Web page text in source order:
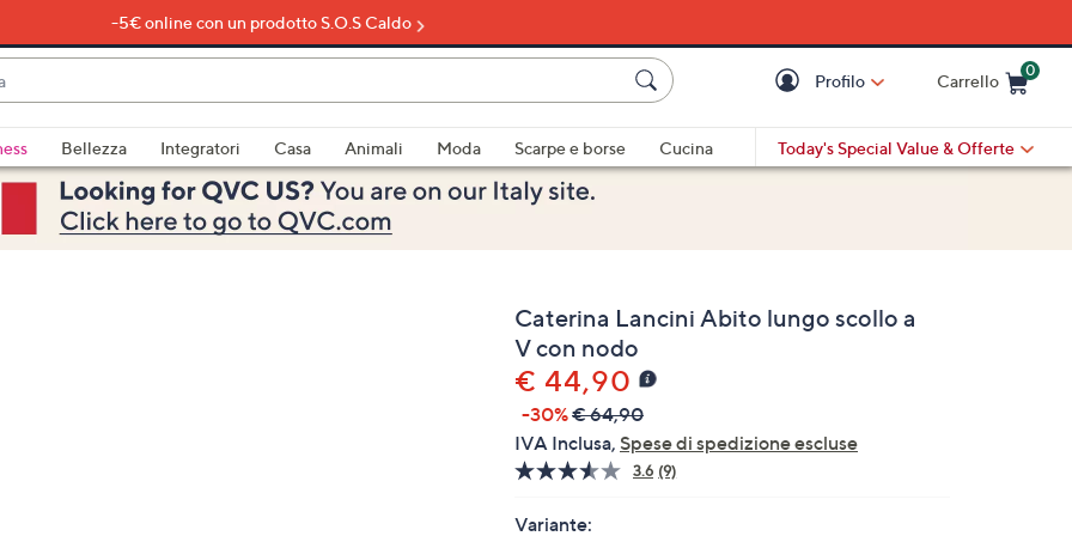
-5€ online con un prodotto S.O.S Caldo
Profilo Carrello
0
Bellezza Integratori Casa Animali Moda Scarpe e borse
Cucina
Today's Special Value & Offerte
Caterina Lancini Abito lungo scollo a
V con nodo
€ 44,90
-30%€ 64,90
IVA Inclusa, Spese di spedizione escluse
3.6 Leggi
(9)
Variante: